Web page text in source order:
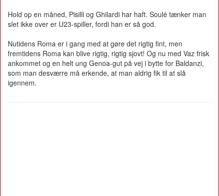
Hold op en måned, Pisilli og Ghilardi har haft. Soulé tænker man
slet ikke over er U23-spiller, fordi han er så god.
Nutidens Roma er i gang med at gøre det rigtig fint, men
fremtidens Roma kan blive rigtig, rigtig sjovt! Og nu med Vaz frisk
ankommet og en helt ung Genoa-gut på vej i bytte for Baldanzi,
som man desværre må erkende, at man aldrig fik til at slå
igennem.